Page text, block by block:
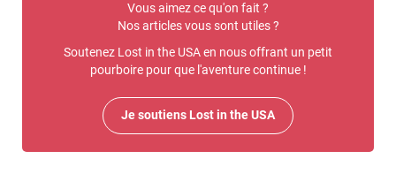
Vous aimez ce qu'on fait ?
Nos articles vous sont utiles ?
Soutenez Lost in the USA en nous offrant un petit
pourboire pour que l'aventure continue !
Je soutiens Lost in the USA